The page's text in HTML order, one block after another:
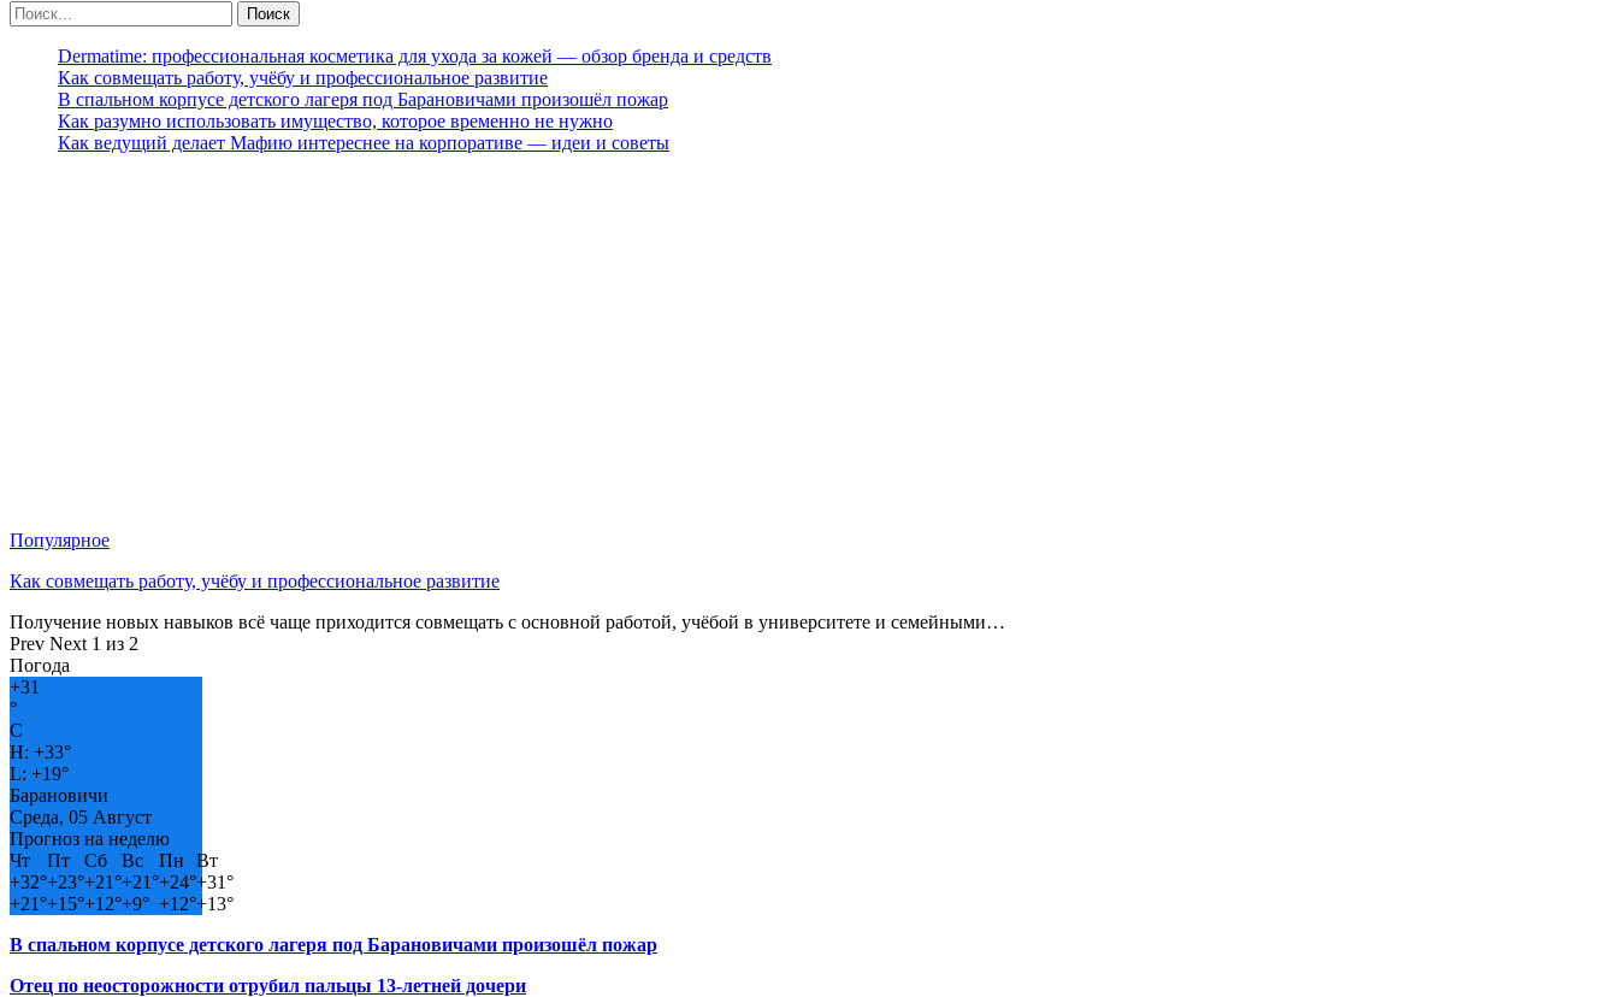
Dermatime: профессиональная косметика для ухода за кожей — обзор бренда и средств
Как совмещать работу, учёбу и профессиональное развитие
В спальном корпусе детского лагеря под Барановичами произошёл пожар
Как разумно использовать имущество, которое временно не нужно
Как ведущий делает Мафию интереснее на корпоративе — идеи и советы
Популярное
Как совмещать работу, учёбу и профессиональное развитие
Получение новых навыков всё чаще приходится совмещать с основной работой, учёбой в университете и семейными…
Prev Next 1 из 2
Погода
+31
°
C
H: +33°
L: +19°
Барановичи
Среда, 05 Август
Прогноз на неделю
Чт
Пт Сб Вс Пн
Вт
+32°+23°+21°+21°+24°+31°
+21°+15°+12°+9° +12°+13°
В спальном корпусе детского лагеря под Барановичами произошёл пожар
Отец по неосторожности отрубил пальцы 13-летней дочери